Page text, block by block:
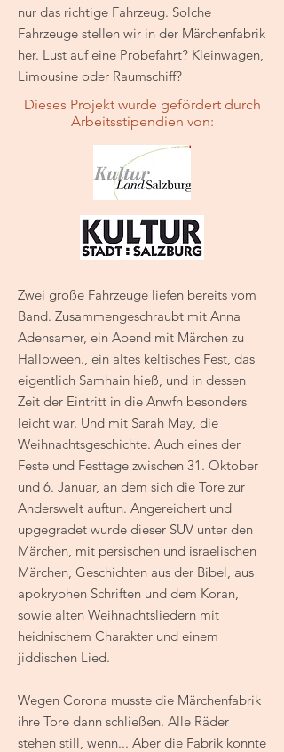
nur das richtige Fahrzeug. Solche
Fahrzeuge stellen wir in der Märchenfabrik
her. Lust auf eine Probefahrt? Kleinwagen,
Limousine oder Raumschiff?
Dieses Projekt wurde gefördert durch
Arbeitsstipendien von:
Zwei große Fahrzeuge liefen bereits vom
Band. Zusammengeschraubt mit Anna
Adensamer, ein Abend mit Märchen zu
Halloween., ein altes keltisches Fest, das
eigentlich Samhain hieß, und in dessen
Zeit der Eintritt in die Anwfn besonders
leicht war. Und mit Sarah May, die
Weihnachtsgeschichte. Auch eines der
Feste und Festtage zwischen 31. Oktober
und 6. Januar, an dem sich die Tore zur
Anderswelt auftun. Angereichert und
upgegradet wurde dieser SUV unter den
Märchen, mit persischen und israelischen
Märchen, Geschichten aus der Bibel, aus
apokryphen Schriften und dem Koran,
sowie alten Weihnachtsliedern mit
heidnischem Charakter und einem
jiddischen Lied.
Wegen Corona musste die Märchenfabrik
ihre Tore dann schließen. Alle Räder
stehen still, wenn... Aber die Fabrik konnte